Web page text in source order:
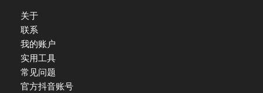
关于
联系
我的账户
实用工具
常见问题
官方抖音账号